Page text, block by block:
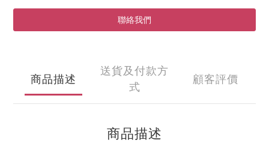
聯絡我們
商品描述
送貨及付款方
式
顧客評價
商品描述